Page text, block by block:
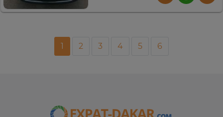
1 2 3 4 5 6